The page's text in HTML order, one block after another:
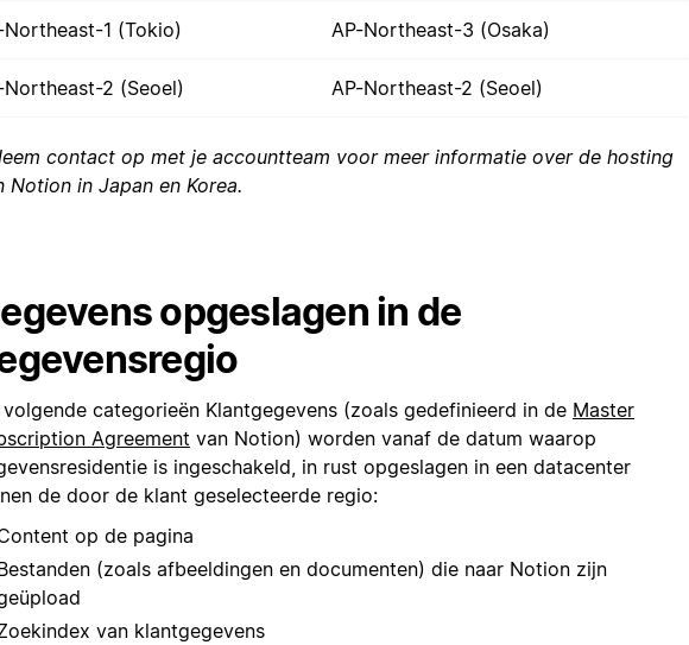
Northeast-1 (Tokio) AP-Northeast-3 (Osaka)
Northeast-2 (Seoel) AP-Northeast-2 (Seoel)
contact op met je accountteam voor meer informatie over de hosting
Notion in Japan en Korea.
opgeslagen in de
volgende categorieën Klantgegevens (zoals gedefinieerd in de Master
Agreement van Notion) worden vanaf de datum waarop
is ingeschakeld, in rust opgeslagen in een datacenter
de door de klant geselecteerde regio:
op de pagina
(zoals afbeeldingen en documenten) die naar Notion zijn
van klantgegevens